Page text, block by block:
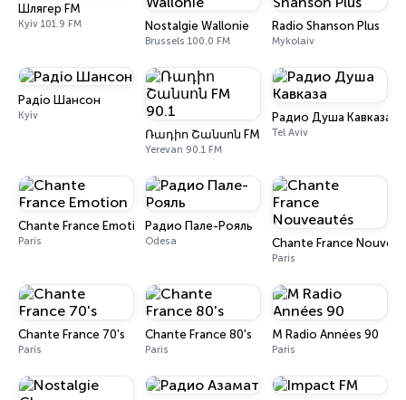
Шлягер FM
Kyiv 101.9 FM Nostalgie Wallonie
Brussels 100.0 FM
Radio Shanson Plus
Mykolaiv
Радіо Шансон
Kyiv
Ռադիո Շանսոն FM 90.1
Yerevan 90.1 FM
Радио Душа Кавказа
Tel Aviv
Chante France Emotion
Paris
Радио Пале-Рояль
Odesa Chante France
Paris
Chante France 70's
Paris
Chante France 80's
Paris
M Radio Années 90
Paris